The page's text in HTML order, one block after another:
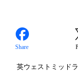
Share
英ウェストミッド